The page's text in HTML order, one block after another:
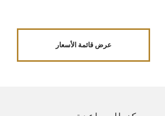
عرض قائمة الأسعار